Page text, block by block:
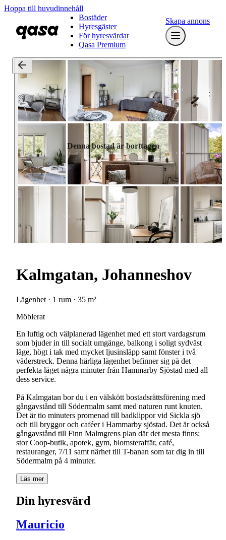
Hoppa till huvudinnehåll
Bostäder
Hyresgäster
För hyresvärdar
Qasa Premium
Skapa annons
Denna bostad är borttagen
Kalmgatan, Johanneshov
Lägenhet · 1 rum · 35 m²
Möblerat
En luftig och välplanerad lägenhet med ett stort vardagsrum
som bjuder in till socialt umgänge, balkong i soligt sydväst
läge, högt i tak med mycket ljusinsläpp samt fönster i två
väderstreck. Denna härliga lägenhet befinner sig på det
perfekta läget några minuter från Hammarby Sjöstad med all
dess service.
På Kalmgatan bor du i en välskött bostadsrättsförening med
gångavstånd till Södermalm samt med naturen runt knuten.
Det är tio minuters promenad till badklippor vid Sickla sjö
och till bryggor och caféer i Hammarby sjöstad. Det är också
gångavstånd till Finn Malmgrens plan där det mesta finns:
stor Coop-butik, apotek, gym, blomsteraffär, café,
restauranger, 7/11 samt närhet till T-banan som tar dig in till
Södermalm på 4 minuter.
Läs mer
Din hyresvärd
Mauricio